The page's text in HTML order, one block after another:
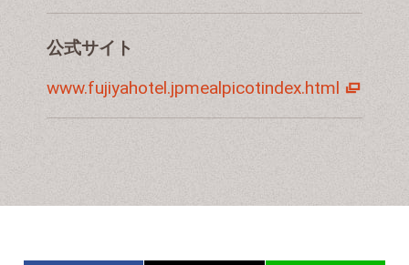
公式サイト
www.fujiyahotel.jpmealpicotindex.html